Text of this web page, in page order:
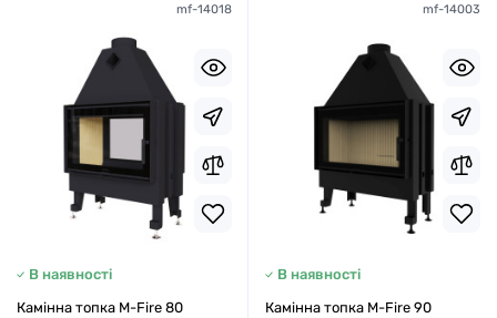
mf-14018
В наявності
Камінна топка M-Fire 80
mf-14003
В наявності
Камінна топка M-Fire 90